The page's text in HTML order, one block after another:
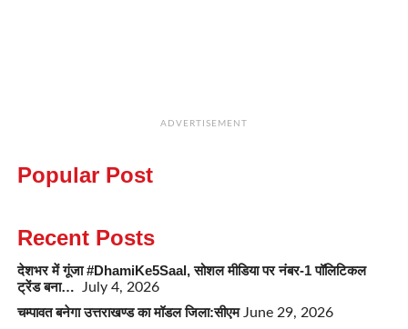
ADVERTISEMENT
Popular Post
Recent Posts
देशभर में गूंजा #DhamiKe5Saal, सोशल मीडिया पर नंबर-1 पॉलिटिकल
ट्रेंड बना… July 4, 2026
चम्पावत बनेगा उत्तराखण्ड का मॉडल जिला:सीएम June 29, 2026